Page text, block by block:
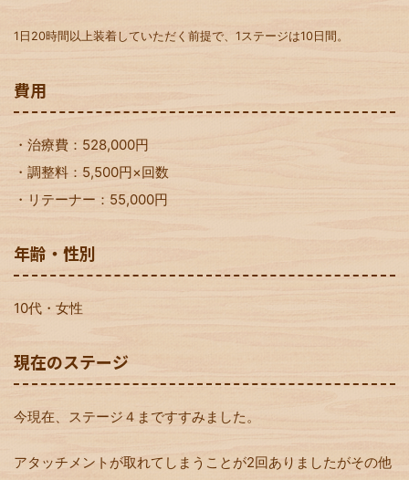
1日20時間以上装着していただく前提で、1ステージは10日間。
費用
・治療費：528,000円
・調整料：5,500円×回数
・リテーナー：55,000円
年齢・性別
10代・女性
現在のステージ
今現在、ステージ４まですすみました。
アタッチメントが取れてしまうことが2回ありましたがその他